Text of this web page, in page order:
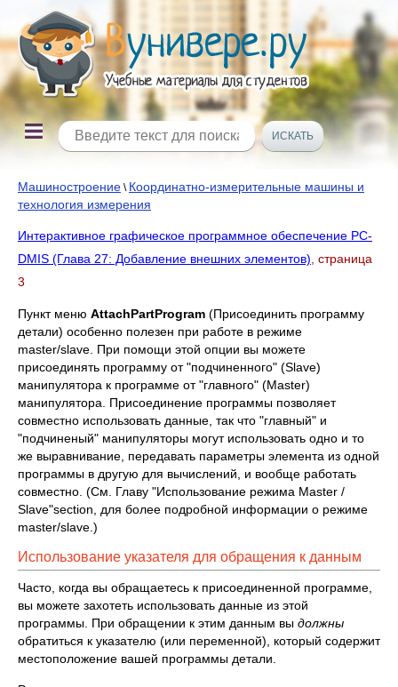
Машиностроение \ Координатно-измерительные машины и
технология измерения
Интерактивное графическое программное обеспечение PC-
DMIS (Глава 27: Добавление внешних элементов) , страница
3
Пункт меню AttachPartProgram (Присоединить программу
детали) особенно полезен при работе в режиме
master/slave. При помощи этой опции вы можете
присоединять программу от "подчиненного" (Slave)
манипулятора к программе от "главного" (Master)
манипулятора. Присоединение программы позволяет
совместно использовать данные, так что "главный" и
"подчиненый" манипуляторы могут использовать одно и то
же выравнивание, передавать параметры элемента из одной
программы в другую для вычислений, и вообще работать
совместно. (См. Главу "Использование режима Master /
Slave"section, для более подробной информации о режиме
master/slave.)
Использование указателя для обращения к данным
Часто, когда вы обращаетесь к присоединенной программе,
вы можете захотеть использовать данные из этой
программы. При обращении к этим данным вы должны
обратиться к указателю (или переменной), который содержит
местоположение вашей программы детали.